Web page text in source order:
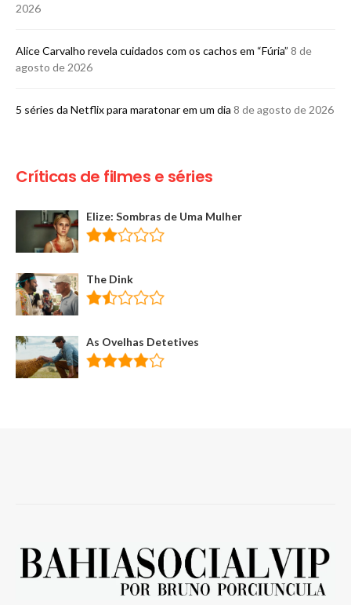
2026
Alice Carvalho revela cuidados com os cachos em “Fúria” 8 de
agosto de 2026
5 séries da Netflix para maratonar em um dia 8 de agosto de 2026
Críticas de filmes e séries
Elize: Sombras de Uma Mulher
The Dink
As Ovelhas Detetives